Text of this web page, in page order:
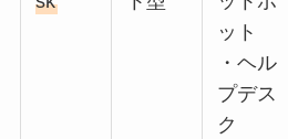
ット
・ヘル
プデス
ク